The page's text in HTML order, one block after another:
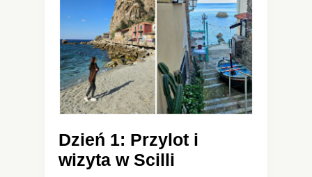
Dzień 1: Przylot i
wizyta w Scilli